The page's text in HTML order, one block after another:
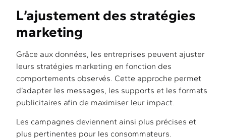
L’ajustement des stratégies
marketing
Grâce aux données, les entreprises peuvent ajuster
leurs stratégies marketing en fonction des
comportements observés. Cette approche permet
d’adapter les messages, les supports et les formats
publicitaires afin de maximiser leur impact.
Les campagnes deviennent ainsi plus précises et
plus pertinentes pour les consommateurs.